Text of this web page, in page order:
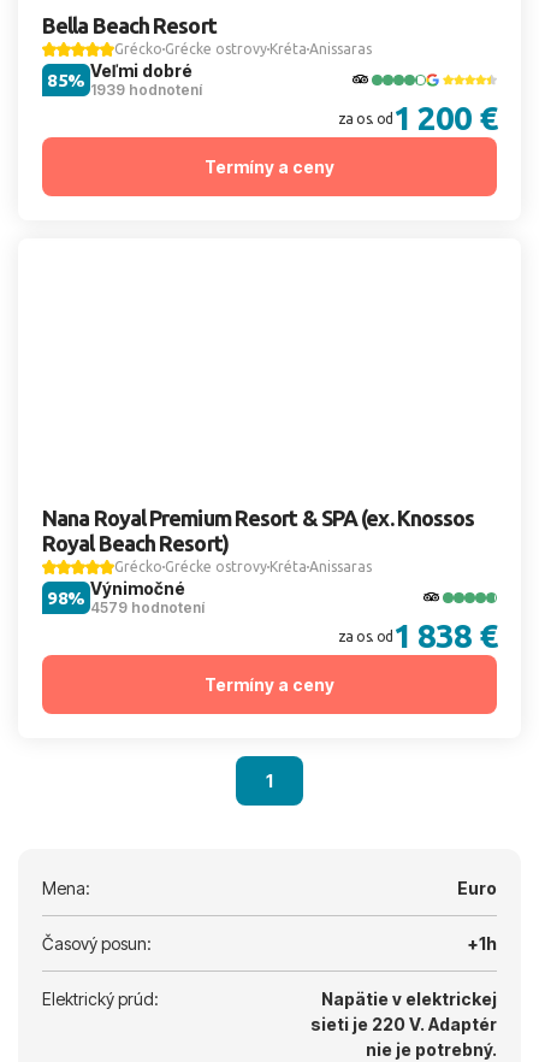
Bella Beach Resort
Grécko Grécke ostrovy Kréta Anissaras
Veľmi dobré
1939 hodnotení
85%
za os. od 1 200 €
Termíny a ceny
Nana Royal Premium Resort & SPA (ex. Knossos
Royal Beach Resort)
Grécko Grécke ostrovy Kréta Anissaras
Výnimočné
4579 hodnotení
98%
za os. od 1 838 €
Termíny a ceny
1
Mena: Euro
Časový posun: +1h
Elektrický prúd:
Napätie v elektrickej
sieti je 220 V. Adaptér
nie je potrebný.